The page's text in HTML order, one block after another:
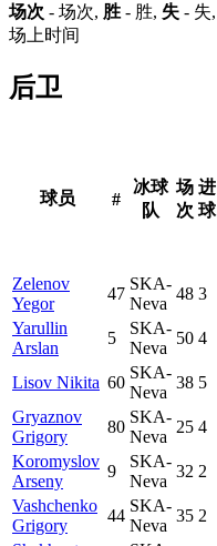
场次 - 场次, 胜 - 胜, 失 - 失,
场上时间
后卫
球员 #
冰球
队
场
次
进
球
Zelenov
Yegor
47
SKA-
Neva
48 3
Yarullin
Arslan
5
SKA-
Neva
50 4
Lisov Nikita 60
SKA-
Neva
38 5
Gryaznov
Grigory
80
SKA-
Neva
25 4
Koromyslov
Arseny
9
SKA-
Neva
32 2
Vashchenko
Grigory
44
SKA-
Neva
35 2